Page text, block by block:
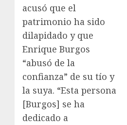
acusó que el
patrimonio ha sido
dilapidado y que
Enrique Burgos
“abusó de la
confianza” de su tío y
la suya. “Esta persona
[Burgos] se ha
dedicado a